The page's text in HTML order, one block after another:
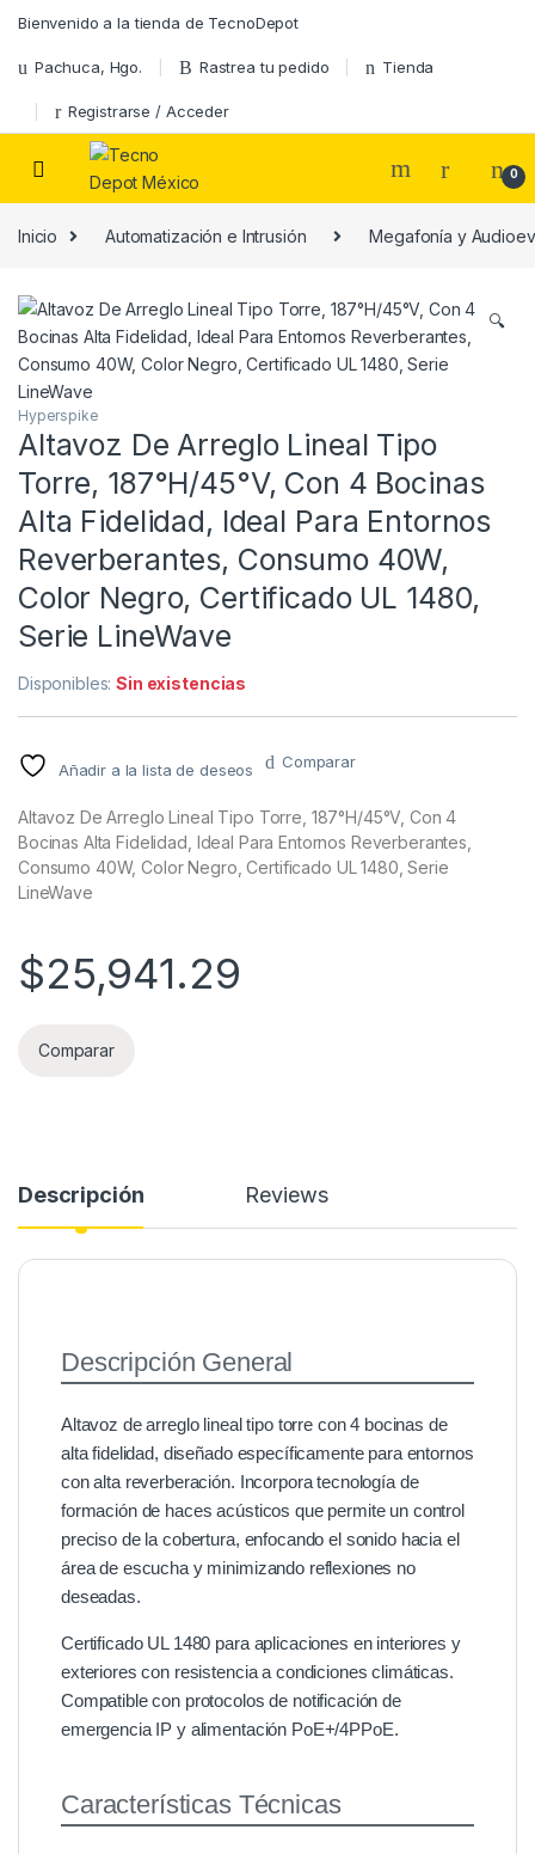
Bienvenido a la tienda de TecnoDepot
Pachuca, Hgo. Rastrea tu pedido Tienda
Registrarse / Acceder
0
Inicio Automatización e Intrusión Megafonía y
🔍
Hyperspike
Altavoz De Arreglo Lineal Tipo
Torre, 187°H/45°V, Con 4 Bocinas
Alta Fidelidad, Ideal Para Entornos
Reverberantes, Consumo 40W,
Color Negro, Certificado UL 1480,
Serie LineWave
Disponibles:Sin existencias
Añadir a la lista de deseos Comparar
Altavoz De Arreglo Lineal Tipo Torre, 187°H/45°V, Con 4
Bocinas Alta Fidelidad, Ideal Para Entornos Reverberantes,
Consumo 40W, Color Negro, Certificado UL 1480, Serie
LineWave
$25,941.29
Comparar
Descripción Reviews
Descripción General
Altavoz de arreglo lineal tipo torre con 4 bocinas de
alta fidelidad, diseñado específicamente para entornos
con alta reverberación. Incorpora tecnología de
formación de haces acústicos que permite un control
preciso de la cobertura, enfocando el sonido hacia el
área de escucha y minimizando reflexiones no
deseadas.
Certificado UL 1480 para aplicaciones en interiores y
exteriores con resistencia a condiciones climáticas.
Compatible con protocolos de notificación de
emergencia IP y alimentación PoE+/4PPoE.
Características Técnicas